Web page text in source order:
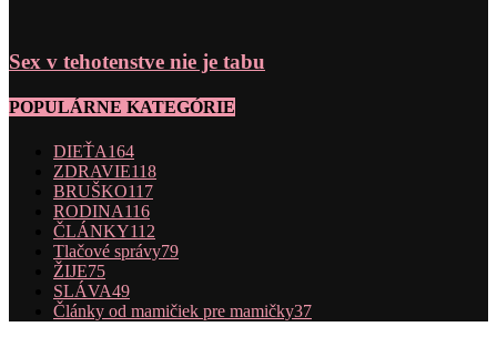
Sex v tehotenstve nie je tabu
POPULÁRNE KATEGÓRIE
DIEŤA164
ZDRAVIE118
BRUŠKO117
RODINA116
ČLÁNKY112
Tlačové správy79
ŽIJE75
SLÁVA49
Články od mamičiek pre mamičky37